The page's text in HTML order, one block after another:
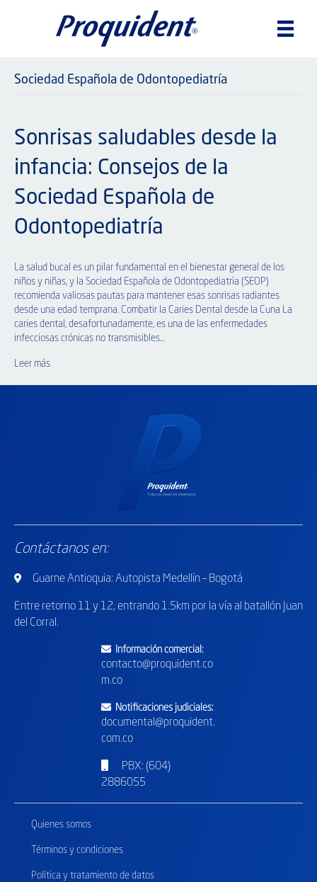
Sociedad Española de Odontopediatría
Sonrisas saludables desde la
infancia: Consejos de la
Sociedad Española de
Odontopediatría
La salud bucal es un pilar fundamental en el bienestar general de los
niños y niñas, y la Sociedad Española de Odontopediatría (SEOP)
recomienda valiosas pautas para mantener esas sonrisas radiantes
desde una edad temprana. Combatir la Caries Dental desde la Cuna La
caries dental, desafortunadamente, es una de las enfermedades
infecciosas crónicas no transmisibles…
Leer más
Contáctanos en:
Guarne Antioquia: Autopista Medellín – Bogotá
Entre retorno 11 y 12, entrando 1.5km por la vía al batallón Juan
del Corral.
Información comercial:
contacto@proquident.co
m.co
Notificaciones judiciales:
documental@proquident.
com.co
PBX: (604)
2886055
Quienes somos
Términos y condiciones
Política y tratamiento de datos